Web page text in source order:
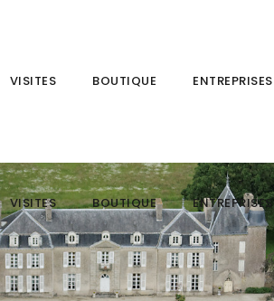
VISITES BOUTIQUE ENTREPRISES
VISITES BOUTIQUE ENTREPRISES